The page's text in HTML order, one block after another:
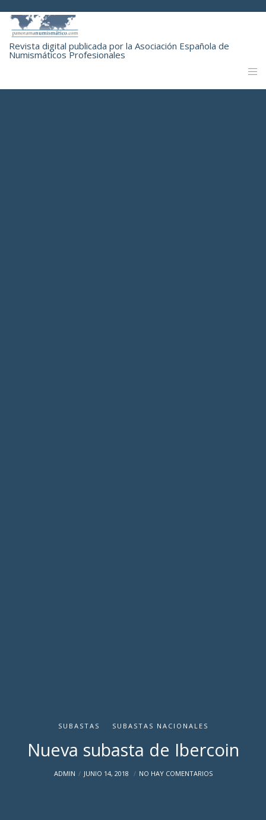
Revista digital publicada por la Asociación Española de
Numismáticos Profesionales
SUBASTAS SUBASTAS NACIONALES
Nueva subasta de Ibercoin
ADMIN JUNIO 14, 2018 NO HAY COMENTARIOS